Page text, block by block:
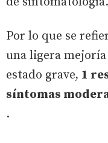
Por lo que se
una ligera
estado grave, 1
síntomas
.